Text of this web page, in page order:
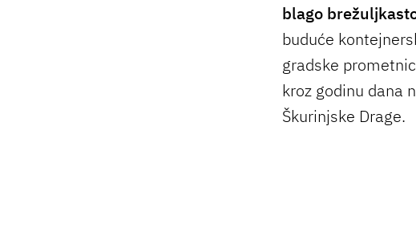
blago
buduće
gradske
kroz godinu dana
Škurinjske Drage.